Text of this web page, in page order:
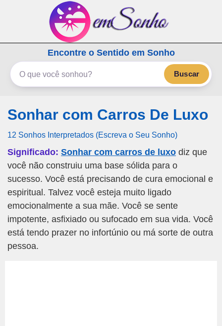
emSonho.com
Os sonhos significam mais
Encontre o Sentido em Sonho
Buscar
Sonhar com Carros De Luxo
12 Sonhos Interpretados (Escreva o Seu Sonho)
Significado: Sonhar com carros de luxo diz que
você não construiu uma base sólida para o
sucesso. Você está precisando de cura emocional e
espiritual. Talvez você esteja muito ligado
emocionalmente a sua mãe. Você se sente
impotente, asfixiado ou sufocado em sua vida. Você
está tendo prazer no infortúnio ou má sorte de outra
pessoa.